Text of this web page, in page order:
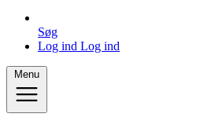
Søg
Log ind Log ind
Menu